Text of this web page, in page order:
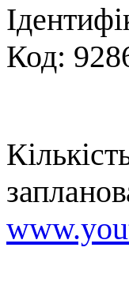
Код: